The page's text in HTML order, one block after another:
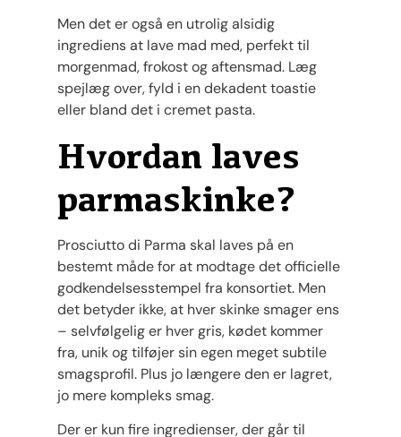
Men det er også en utrolig alsidig
ingrediens at lave mad med, perfekt til
morgenmad, frokost og aftensmad. Læg
spejlæg over, fyld i en dekadent toastie
eller bland det i cremet pasta.
Hvordan laves
parmaskinke?
Prosciutto di Parma skal laves på en
bestemt måde for at modtage det officielle
godkendelsesstempel fra konsortiet. Men
det betyder ikke, at hver skinke smager ens
– selvfølgelig er hver gris, kødet kommer
fra, unik og tilføjer sin egen meget subtile
smagsprofil. Plus jo længere den er lagret,
jo mere kompleks smag.
Der er kun fire ingredienser, der går til